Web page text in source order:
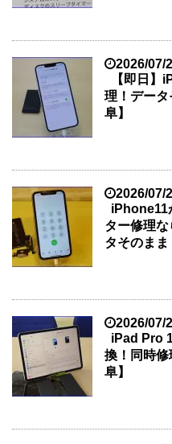
2026/07/
【即日】
理！デー
阜】
2026/07/
iPhone11
ター修理
タそのまま
2026/07/
iPad Pro
換！同時
阜】